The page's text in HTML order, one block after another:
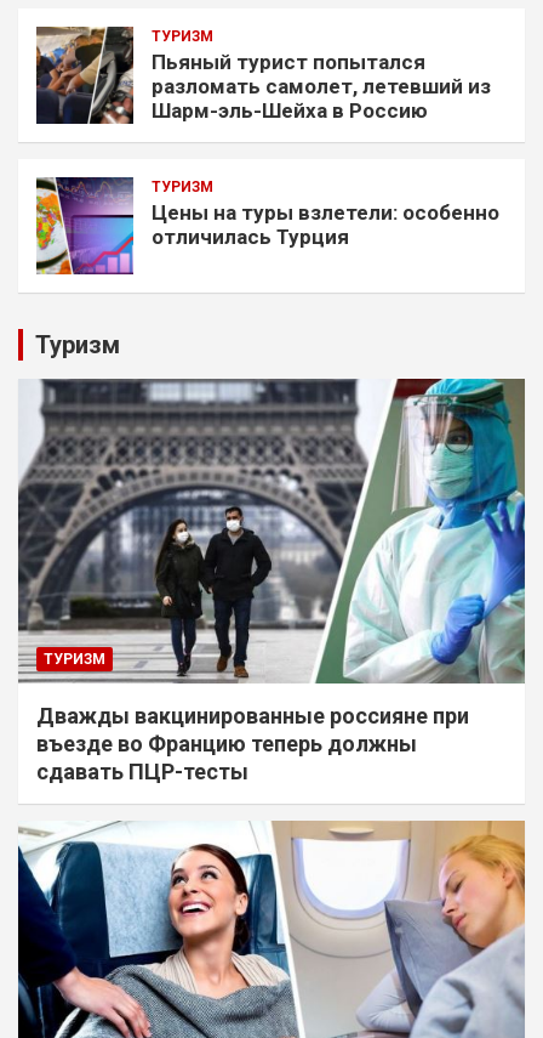
ТУРИЗМ
Пьяный турист попытался
разломать самолет, летевший из
Шарм-эль-Шейха в Россию
ТУРИЗМ
Цены на туры взлетели: особенно
отличилась Турция
Туризм
ТУРИЗМ
Дважды вакцинированные россияне при
въезде во Францию теперь должны
сдавать ПЦР-тесты